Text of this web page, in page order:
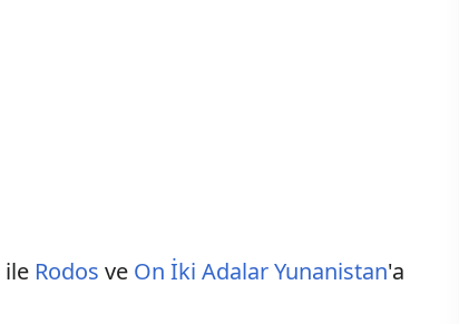
ile Rodos ve On İki AdalarYunanistan'a